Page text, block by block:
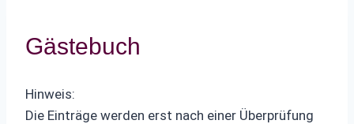
Gästebuch
Hinweis:
Die Einträge werden erst nach einer Überprüfung